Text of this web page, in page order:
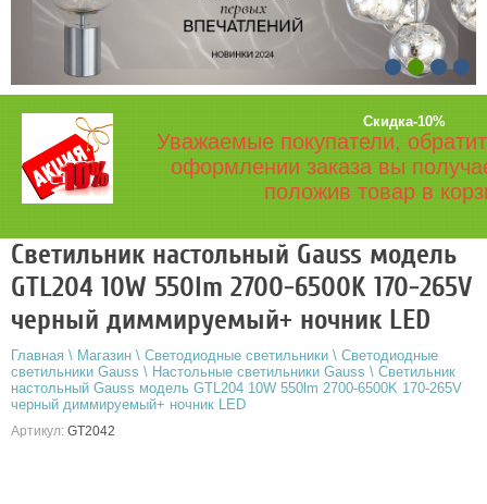
Скидка-10%
Уважаемые покупатели,
оформлении заказа вы
положив товар в
Светильник настольный Gauss модель
GTL204 10W 550lm 2700-6500K 170-265V
черный диммируемый+ ночник LED
Главная \ Магазин \ Светодиодные светильники \ Светодиодные
светильники Gauss \ Настольные светильники Gauss \ Светильник
настольный Gauss модель GTL204 10W 550lm 2700-6500K 170-265V
черный диммируемый+ ночник LED
Артикул: GT2042